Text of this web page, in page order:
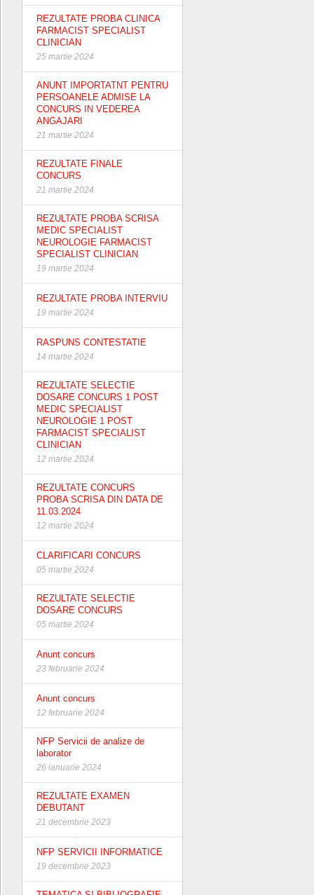
REZULTATE PROBA CLINICA
FARMACIST SPECIALIST
CLINICIAN
25 martie 2024
ANUNT IMPORTATNT PENTRU
PERSOANELE ADMISE LA
CONCURS IN VEDEREA
ANGAJARI
21 martie 2024
REZULTATE FINALE
CONCURS
21 martie 2024
REZULTATE PROBA SCRISA
MEDIC SPECIALIST
NEUROLOGIE FARMACIST
SPECIALIST CLINICIAN
19 martie 2024
REZULTATE PROBA INTERVIU
19 martie 2024
RASPUNS CONTESTATIE
14 martie 2024
REZULTATE SELECTIE
DOSARE CONCURS 1 POST
MEDIC SPECIALIST
NEUROLOGIE 1 POST
FARMACIST SPECIALIST
CLINICIAN
12 martie 2024
REZULTATE CONCURS
PROBA SCRISA DIN DATA DE
11.03.2024
12 martie 2024
CLARIFICARI CONCURS
05 martie 2024
REZULTATE SELECTIE
DOSARE CONCURS
05 martie 2024
Anunt concurs
23 februarie 2024
Anunt concurs
12 februarie 2024
NFP Servicii de analize de
laborator
26 ianuarie 2024
REZULTATE EXAMEN
DEBUTANT
21 decembrie 2023
NFP SERVICII INFORMATICE
19 decembrie 2023